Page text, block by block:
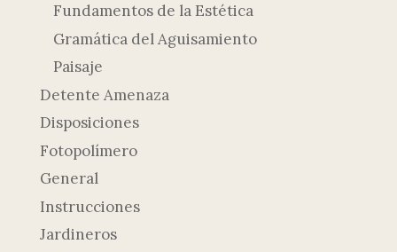
Fundamentos de la Estética
Gramática del Aguisamiento
Paisaje
Detente Amenaza
Disposiciones
Fotopolímero
General
Instrucciones
Jardineros